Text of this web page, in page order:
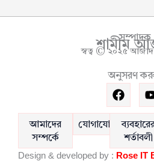
সম্পাদক
শামীম
স্বত্ব © ২০২৫
অনুসরণ
F
a
c
e
b
o
o
u
আমাদের
সম্পর্কে
যোগাযোগ
শর্তাবলী
Design & developed by : Rose IT